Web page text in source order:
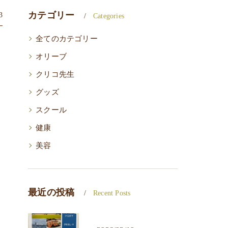
カテゴリー Categories
全てのカテゴリー
オリーブ
クリコ先生
グッズ
スクール
健康
美容
最近の投稿 Recent Posts